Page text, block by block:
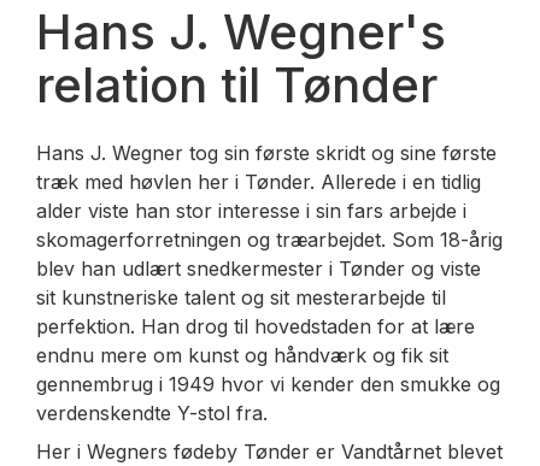
Hans J. Wegner's
relation til Tønder
Hans J. Wegner tog sin første skridt og sine første
træk med høvlen her i Tønder. Allerede i en tidlig
alder viste han stor interesse i sin fars arbejde i
skomagerforretningen og træarbejdet. Som 18-årig
blev han udlært snedkermester i Tønder og viste
sit kunstneriske talent og sit mesterarbejde til
perfektion. Han drog til hovedstaden for at lære
endnu mere om kunst og håndværk og fik sit
gennembrug i 1949 hvor vi kender den smukke og
verdenskendte Y-stol fra.
Her i Wegners fødeby Tønder er Vandtårnet blevet